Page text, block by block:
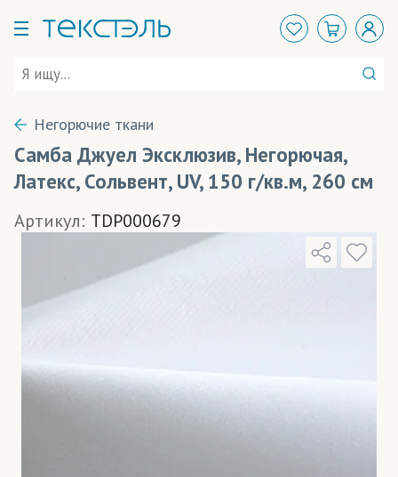
Негорючие ткани
Самба Джуел Эксклюзив, Негорючая,
Латекс, Сольвент, UV, 150 г/кв.м, 260 см
Артикул: TDP000679